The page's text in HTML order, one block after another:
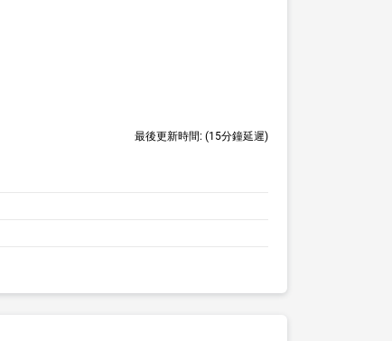
最後更新時間: (15分鐘延遲)